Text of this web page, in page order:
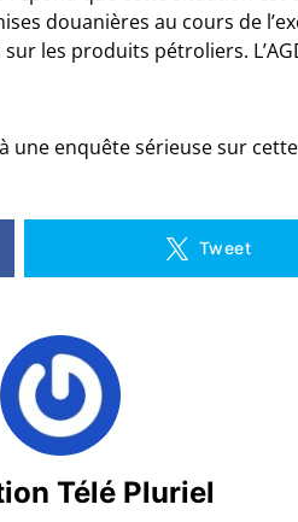
douanières au cours de
les produits pétroliers.
une enquête sérieuse sur
Tweet
Télé Pluriel